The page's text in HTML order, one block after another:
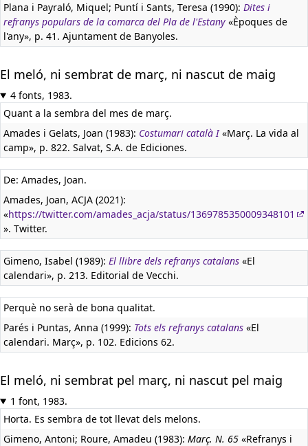
Plana i Payraló, Miquel; Puntí i Sants, Teresa (1990): Dites i
refranys populars de la comarca del Pla de l'Estany «Èpoques de
l'any», p. 41. Ajuntament de Banyoles.
El meló, ni sembrat de març, ni nascut de maig
4 fonts, 1983.
Quant a la sembra del mes de març.
Amades i Gelats, Joan (1983): Costumari català I«Març. La vida al
camp», p. 822. Salvat, S.A. de Ediciones.
De: Amades, Joan.
Amades, Joan, ACJA (2021):
«https://twitter.com/amades_acja/status/1369785350009348101
». Twitter.
Gimeno, Isabel (1989): El llibre dels refranys catalans «El
calendari», p. 213. Editorial de Vecchi.
Perquè no serà de bona qualitat.
Parés i Puntas, Anna (1999): Tots els refranys catalans «El
calendari. Març», p. 102. Edicions 62.
El meló, ni sembrat pel març, ni nascut pel maig
1 font, 1983.
Horta. Es sembra de tot llevat dels melons.
Gimeno, Antoni; Roure, Amadeu (1983): Març. N. 65 «Refranys i